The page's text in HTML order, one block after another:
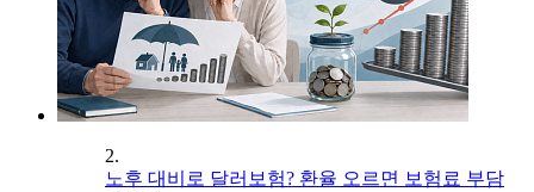
2.
노후 대비로 달러보험? 환율 오르면 보험료 부담